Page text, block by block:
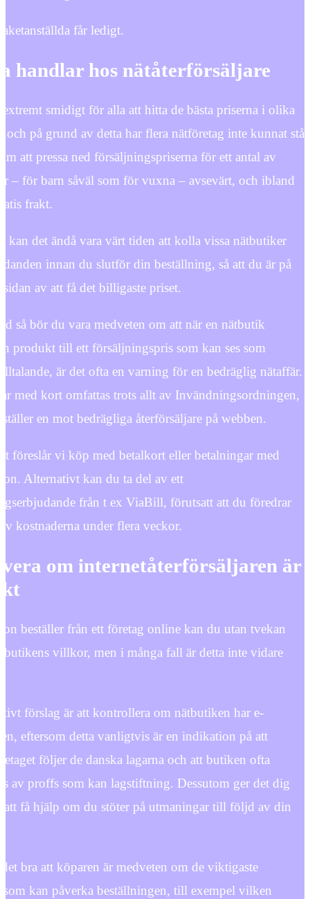
får ledigt.
handlar hos nätåterförsäljare
smidigt för alla att hitta de bästa priserna i olika
och på grund av detta har flera nätföretag inte kunnat stå
att pressa ned försäljningspriserna för ett antal av
– för barn såväl som för vuxna – avsevärt, och ibland
frakt.
kan det ändå vara värt tiden att kolla vissa nätbutiker
innan du slutför din beställning, så att du är på
sidan av att få det billigaste priset.
så bör du vara medveten om att när en nätbutik
produkt till ett försäljningspris som kan ses som
är det ofta en varning för en bedräglig nätaffär.
med kort omfattas trots allt av Invändningsordningen,
en mot bedrägliga återförsäljare på webben.
föreslår vi köp med betalkort eller betalningar med
Alternativt kan du ta del av ett
från t ex ViaBill, förutsatt att du föredrar
kostnaderna under flera veckor.
om internetåterförsäljaren är
beställer från ett företag online kan du utan tvekan
butikens villkor, men i många fall är detta inte vidare
förslag är att kontrollera om nätbutiken har e-
eftersom detta vanligtvis är en indikation på att
följer de danska lagarna och att butiken ofta
av proffs som kan lagstiftning. Dessutom ger det dig
få hjälp om du stöter på utmaningar till följd av din
bra att köparen är medveten om de viktigaste
som kan påverka beställningen, till exempel vilken